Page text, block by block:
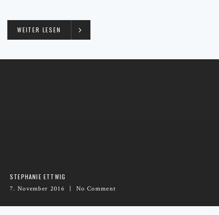
WEITER LESEN
STEPHANIE ETTWIG
7. November 2016
No Comment